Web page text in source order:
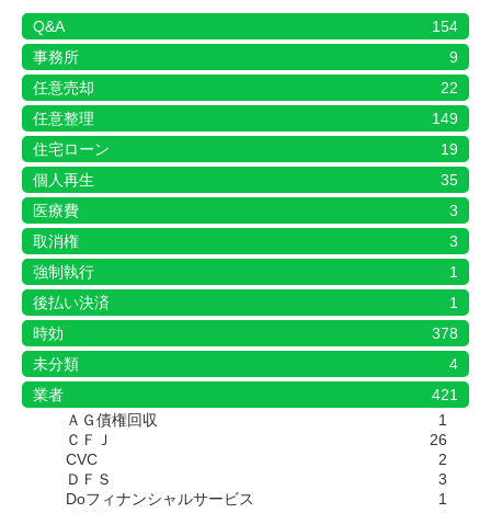
Q&A
154
事務所
9
任意売却
22
任意整理
149
住宅ローン
19
個人再生
35
医療費
3
取消権
3
強制執行
1
後払い決済
1
時効
378
未分類
4
業者
421
ＡＧ債権回収
1
ＣＦＪ
26
CVC
2
ＤＦＳ
3
Doフィナンシャルサービス
1